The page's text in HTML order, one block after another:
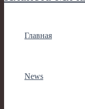
Главная
News